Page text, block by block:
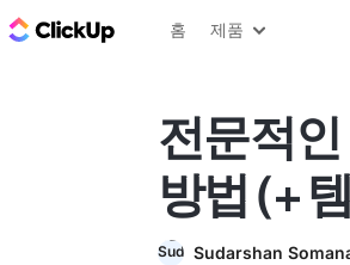
ClickUp 블로그
홈 제품
전문적인
방법 (+
Sudarshan